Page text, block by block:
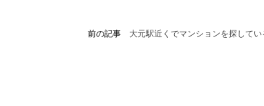
前の記事 大元駅近くでマンションを探して